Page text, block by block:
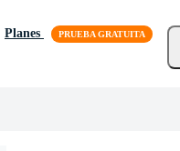
Planes